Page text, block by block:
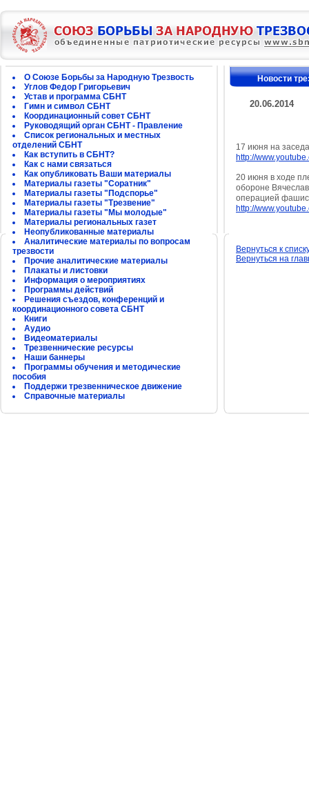
О Союзе Борьбы за Народную Трезвость
Углов Федор Григорьевич
Устав и программа СБНТ
Гимн и символ СБНТ
Координационный совет СБНТ
Руководящий орган СБНТ - Правление
Список региональных и местных
отделений СБНТ
Как вступить в СБНТ?
Как с нами связаться
Как опубликовать Ваши материалы
Материалы газеты "Соратник"
Материалы газеты "Подспорье"
Материалы газеты "Трезвение"
Материалы газеты "Мы молодые"
Материалы региональных газет
Неопубликованные материалы
Аналитические материалы по вопросам
трезвости
Прочие аналитические материалы
Плакаты и листовки
Информация о мероприятиях
Программы действий
Решения съездов, конференций и
координационного совета СБНТ
Книги
Аудио
Видеоматериалы
Трезвеннические ресурсы
Наши баннеры
Программы обучения и методические
пособия
Поддержи трезвенническое движение
Справочные материалы
Новости
20.06.2014
17 июня на
http://
20 июня в ходе
обороне
операцией
http://
Вернуться к
Вернуться на